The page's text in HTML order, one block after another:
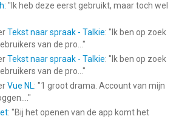
: " Ik heb deze eerst gebruikt, maar toch wel
Tekst naar spraak - Talkie: " Ik ben op zoek
van de pro... "
Tekst naar spraak - Talkie: " Ik ben op zoek
van de pro... "
Vue NL: "1 groot drama. Account van mijn
"
: "Bij het openen van de app komt het